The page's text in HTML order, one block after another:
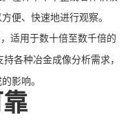
便、快速地进行观察。
适用于数十倍至数千倍的
各种冶金成像分析需求，
影响。